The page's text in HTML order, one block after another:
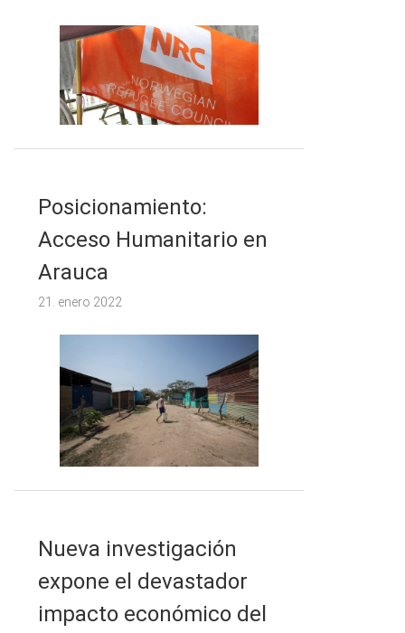
Posicionamiento:
Acceso Humanitario en
Arauca
21. enero 2022
Nueva investigación
expone el devastador
impacto económico del